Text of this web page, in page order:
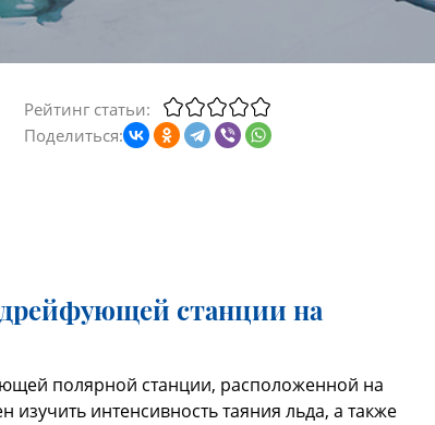
Рейтинг статьи:
Поделиться:
станции на
полярной станции, расположенной на
интенсивность таяния льда, а также